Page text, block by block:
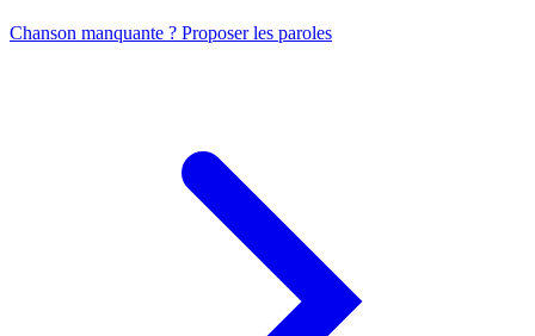
Chanson manquante ? Proposer les paroles